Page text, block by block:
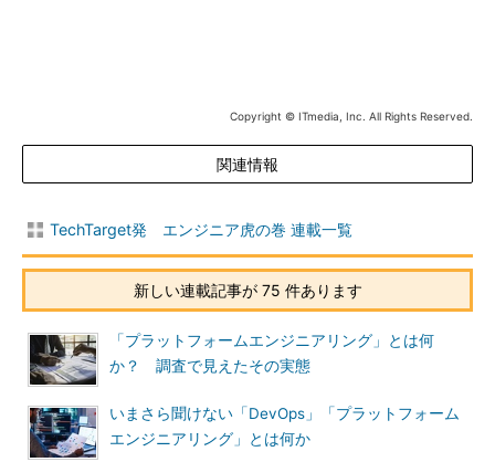
Copyright © ITmedia, Inc. All Rights Reserved.
関連情報
TechTarget発 エンジニア虎の巻 連載一覧
新しい連載記事が 75 件あります
「プラットフォームエンジニアリング」とは何
か？ 調査で見えたその実態
いまさら聞けない「DevOps」「プラットフォーム
エンジニアリング」とは何か